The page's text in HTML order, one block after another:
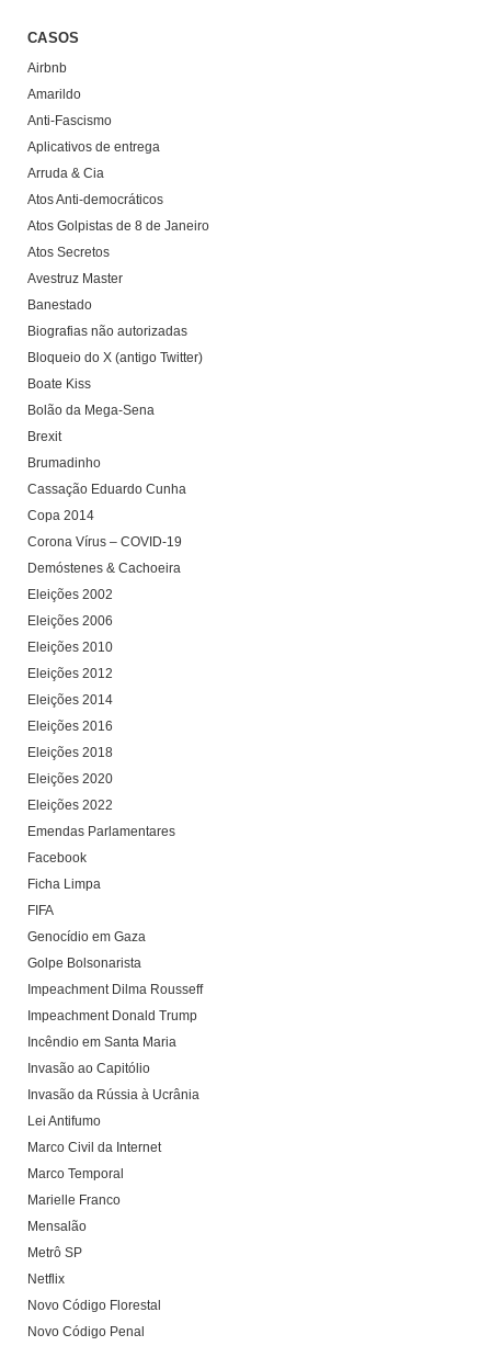
CASOS
Airbnb
Amarildo
Anti-Fascismo
Aplicativos de entrega
Arruda & Cia
Atos Anti-democráticos
Atos Golpistas de 8 de Janeiro
Atos Secretos
Avestruz Master
Banestado
Biografias não autorizadas
Bloqueio do X (antigo Twitter)
Boate Kiss
Bolão da Mega-Sena
Brexit
Brumadinho
Cassação Eduardo Cunha
Copa 2014
Corona Vírus – COVID-19
Demóstenes & Cachoeira
Eleições 2002
Eleições 2006
Eleições 2010
Eleições 2012
Eleições 2014
Eleições 2016
Eleições 2018
Eleições 2020
Eleições 2022
Emendas Parlamentares
Facebook
Ficha Limpa
FIFA
Genocídio em Gaza
Golpe Bolsonarista
Impeachment Dilma Rousseff
Impeachment Donald Trump
Incêndio em Santa Maria
Invasão ao Capitólio
Invasão da Rússia à Ucrânia
Lei Antifumo
Marco Civil da Internet
Marco Temporal
Marielle Franco
Mensalão
Metrô SP
Netflix
Novo Código Florestal
Novo Código Penal